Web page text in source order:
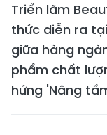
Triển lãm
thức diễn ra tại
giữa hàng
phẩm chất
hứng 'Nâng